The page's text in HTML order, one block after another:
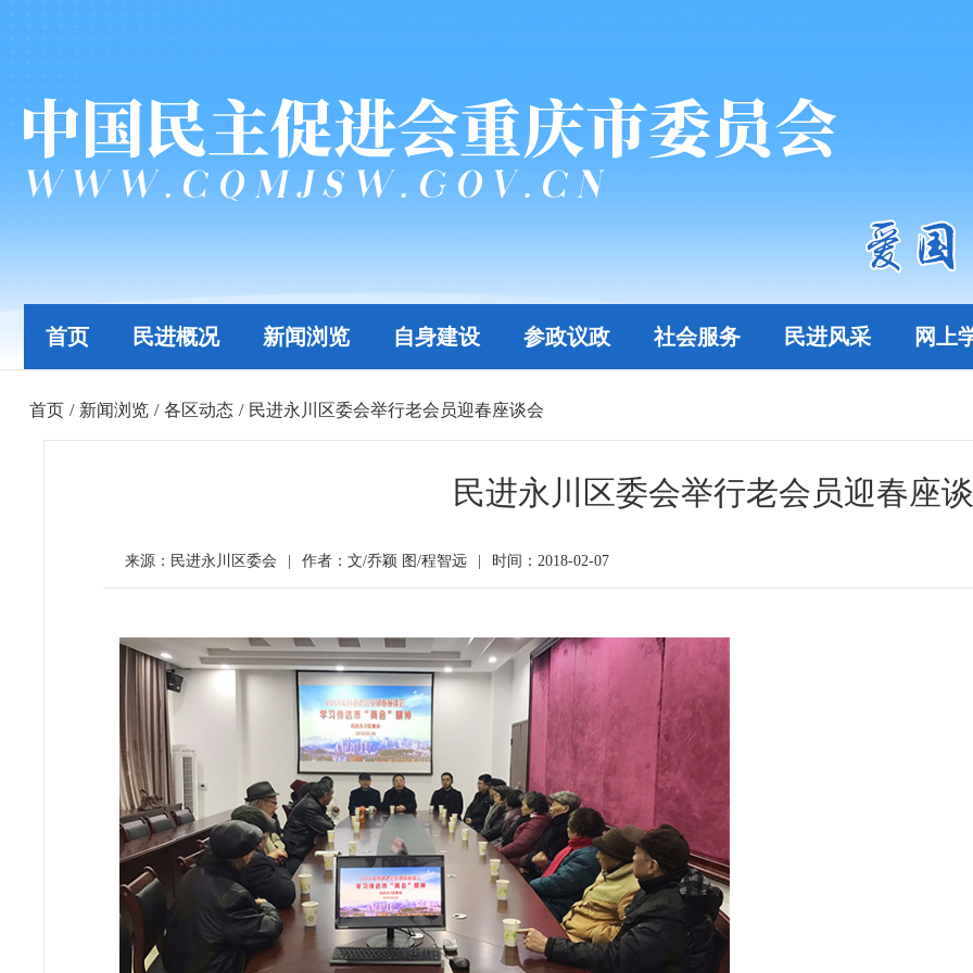
首页 民进概况 新闻浏览 自身建设 参政议政 社会服务 民进风采 网上
首页 / 新闻浏览 / 各区动态 / 民进永川区委会举行老会员迎春座谈会
民进永川区委会举行老会员迎春座
来源：民进永川区委会 作者：文/乔颖 图/程智远 时间：2018-02-07